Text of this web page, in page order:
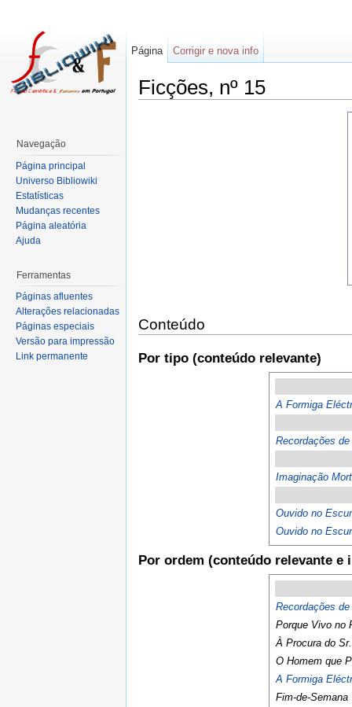
Ficções, nº 15
Conteúdo
Por tipo (conteúdo relevante)
A Formiga
Recordações
Imaginação
Ouvido no
Ouvido no
Por ordem (conteúdo relevante e
Recordações
Porque Vivo no
À Procura do
O Homem que
A Formiga
Fim-de-Semana
Página Corrigir e nova info
Navegação
Página principal
Universo Bibliowiki
Estatísticas
Mudanças recentes
Página aleatória
Ajuda
Ferramentas
Páginas afluentes
Alterações relacionadas
Páginas especiais
Versão para impressão
Link permanente